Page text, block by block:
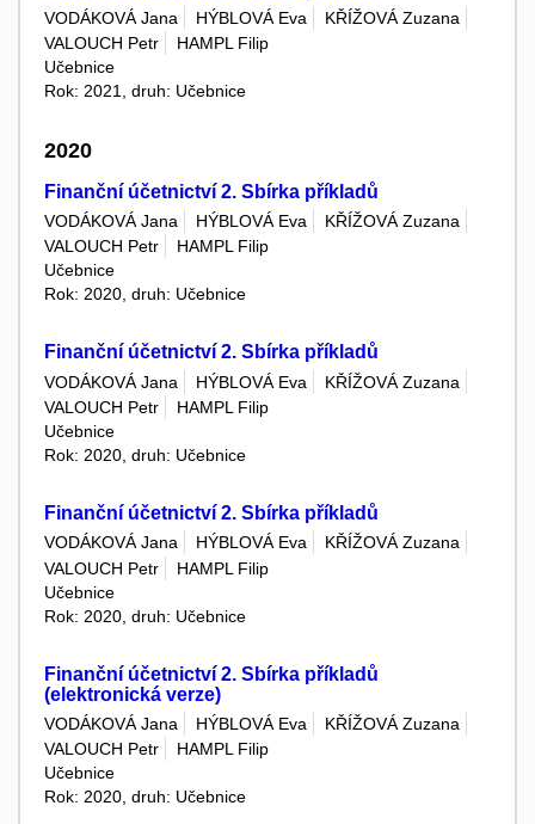
VODÁKOVÁ Jana HÝBLOVÁ Eva
KŘÍŽOVÁ Zuzana
VALOUCH Petr
HAMPL Filip
Učebnice
Rok: 2021, druh: Učebnice
2020
Finanční účetnictví 2. Sbírka příkladů
VODÁKOVÁ Jana HÝBLOVÁ Eva
KŘÍŽOVÁ Zuzana
VALOUCH Petr
HAMPL Filip
Učebnice
Rok: 2020, druh: Učebnice
Finanční účetnictví 2. Sbírka příkladů
VODÁKOVÁ Jana HÝBLOVÁ Eva
KŘÍŽOVÁ Zuzana
VALOUCH Petr
HAMPL Filip
Učebnice
Rok: 2020, druh: Učebnice
Finanční účetnictví 2. Sbírka příkladů
VODÁKOVÁ Jana HÝBLOVÁ Eva
KŘÍŽOVÁ Zuzana
VALOUCH Petr
HAMPL Filip
Učebnice
Rok: 2020, druh: Učebnice
Finanční účetnictví 2. Sbírka příkladů
(elektronická verze)
VODÁKOVÁ Jana HÝBLOVÁ Eva
KŘÍŽOVÁ Zuzana
VALOUCH Petr
HAMPL Filip
Učebnice
Rok: 2020, druh: Učebnice